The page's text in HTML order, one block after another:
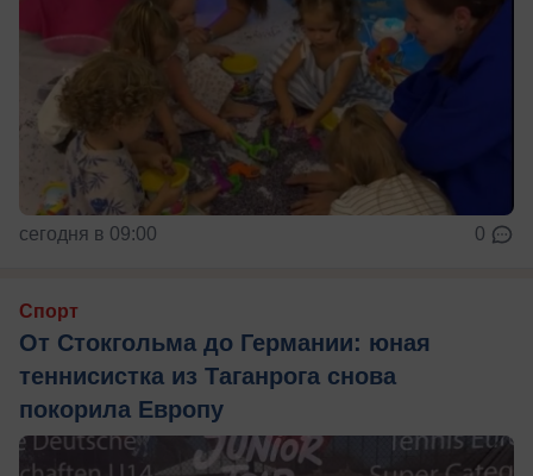
сегодня в 09:00 0
Спорт
От Стокгольма до Германии: юная
теннисистка из Таганрога снова
покорила Европу